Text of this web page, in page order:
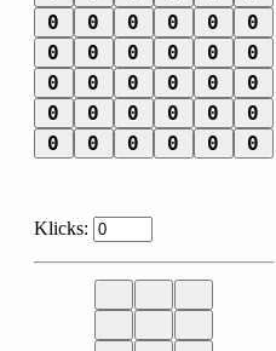
Klicks: